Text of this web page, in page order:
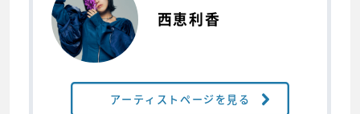
西恵利香
アーティストページを見る